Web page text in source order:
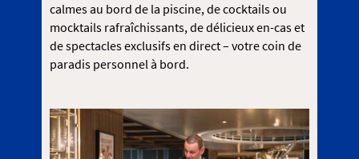
calmes au bord de la piscine, de cocktails ou
mocktails rafraîchissants, de délicieux en-cas et
de spectacles exclusifs en direct – votre coin de
paradis personnel à bord.